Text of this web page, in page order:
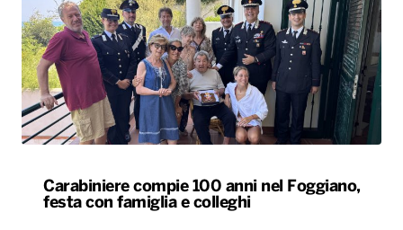
Carabiniere compie 100 anni nel Foggiano,
festa con famiglia e colleghi